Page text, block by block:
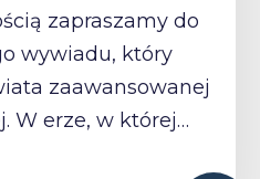
zapraszamy do
wywiadu, który
zaawansowanej
W erze, w której…